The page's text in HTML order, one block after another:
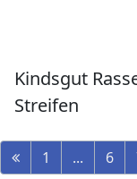
Kindsgut
Streifen
1 ... 6